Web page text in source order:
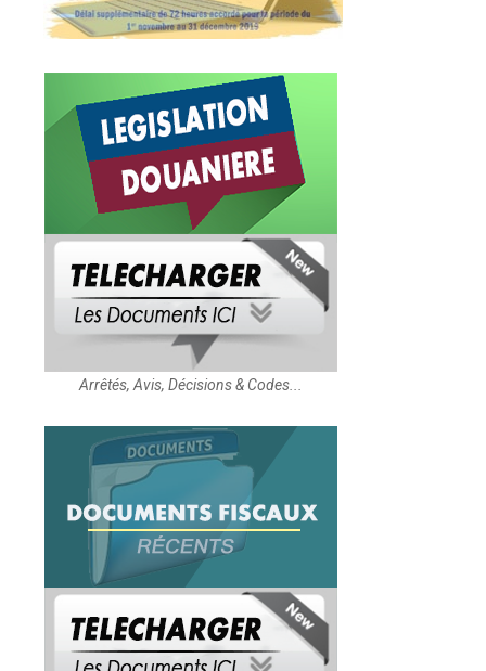
Arrêtés, Avis, Décisions & Codes...